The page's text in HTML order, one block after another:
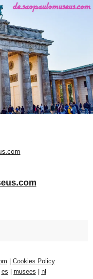
Cookies Policy
es musees nl